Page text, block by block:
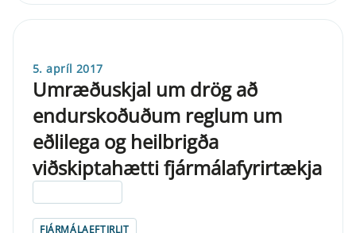
5. apríl 2017
Umræðuskjal um drög að
endurskoðuðum reglum um
eðlilega og heilbrigða
viðskiptahætti fjármálafyrirtækja
FJÁRMÁLAEFTIRLIT